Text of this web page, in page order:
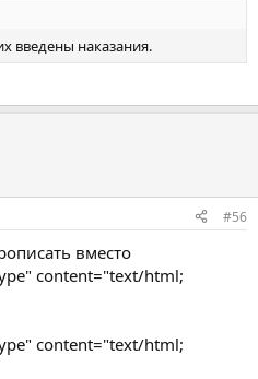
введены наказания.
#56
вместо
content="text/html;
content="text/html;